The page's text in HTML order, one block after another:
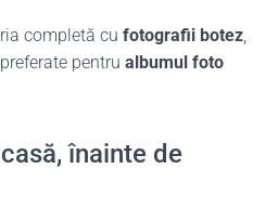
completă cu fotografii botez,
pentru albumul foto
înainte de